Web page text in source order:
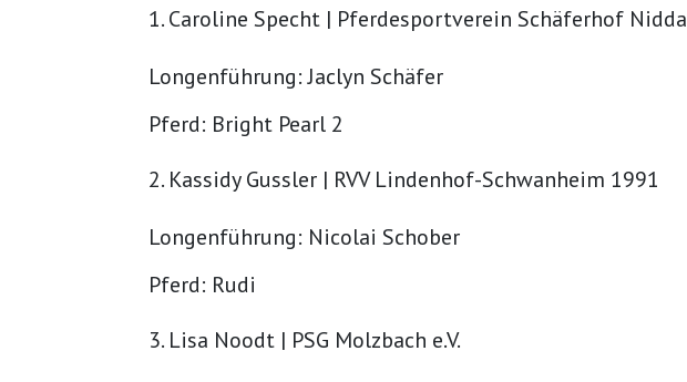
Caroline Specht | Pferdesportverein Schäferhof Nidda
Longenführung: Jaclyn Schäfer
Pferd: Bright Pearl 2
Kassidy Gussler | RVV Lindenhof-Schwanheim 1991
Longenführung: Nicolai Schober
Pferd: Rudi
Lisa Noodt | PSG Molzbach e.V.